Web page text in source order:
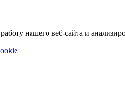
нашего веб-сайта и